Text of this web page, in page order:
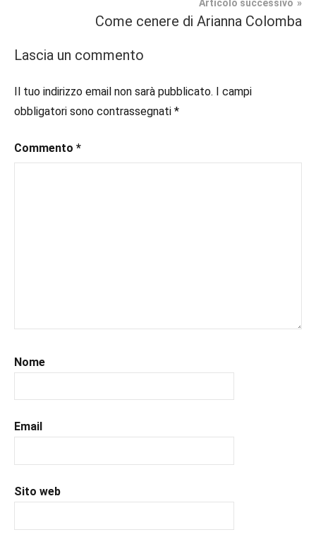
#consigliodilettura
#inspiration,
#instalibri,
#italianblogger
#kindle,
#romantic,
Articolo successivo
Come cenere di Arianna Colomba
Lascia un commento
Il tuo indirizzo email non sarà pubblicato. I campi
obbligatori sono contrassegnati *
Commento *
Nome
Email
Sito web